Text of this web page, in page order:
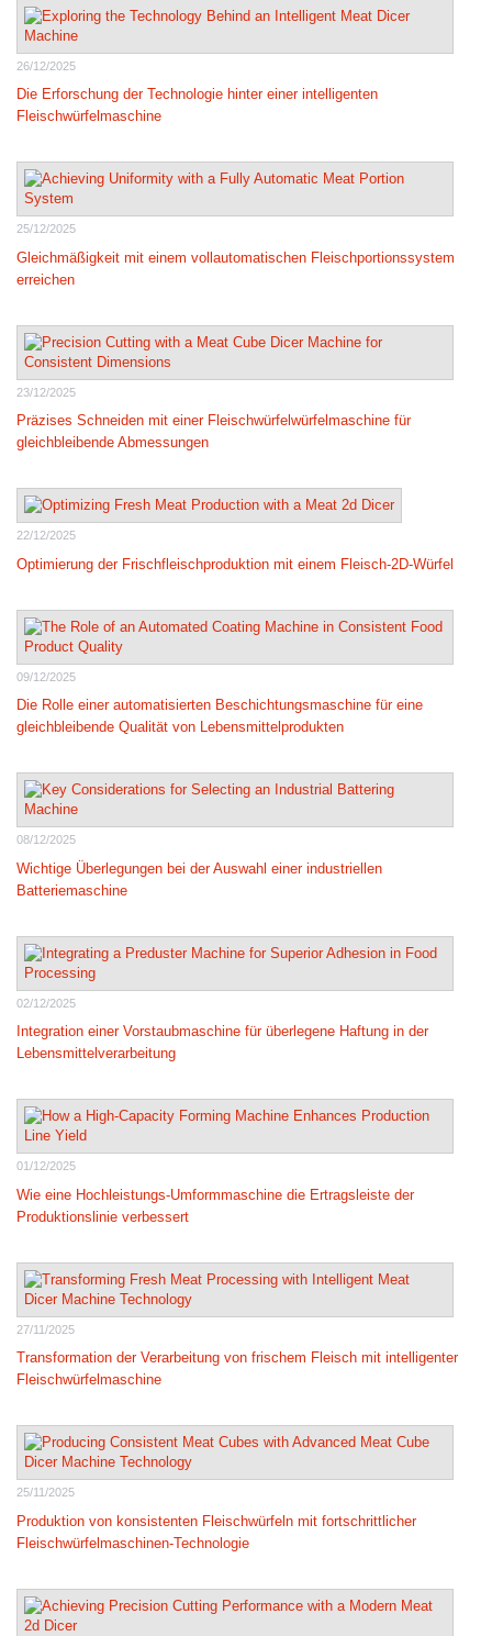
26/12/2025
Die Erforschung der Technologie hinter einer intelligenten
Fleischwürfelmaschine
25/12/2025
Gleichmäßigkeit mit einem vollautomatischen Fleischportionssystem
erreichen
23/12/2025
Präzises Schneiden mit einer Fleischwürfelwürfelmaschine für
gleichbleibende Abmessungen
22/12/2025
Optimierung der Frischfleischproduktion mit einem Fleisch-2D-Würfel
09/12/2025
Die Rolle einer automatisierten Beschichtungsmaschine für eine
gleichbleibende Qualität von Lebensmittelprodukten
08/12/2025
Wichtige Überlegungen bei der Auswahl einer industriellen
Batteriemaschine
02/12/2025
Integration einer Vorstaubmaschine für überlegene Haftung in der
Lebensmittelverarbeitung
01/12/2025
Wie eine Hochleistungs-Umformmaschine die Ertragsleiste der
Produktionslinie verbessert
27/11/2025
Transformation der Verarbeitung von frischem Fleisch mit intelligenter
Fleischwürfelmaschine
25/11/2025
Produktion von konsistenten Fleischwürfeln mit fortschrittlicher
Fleischwürfelmaschinen-Technologie